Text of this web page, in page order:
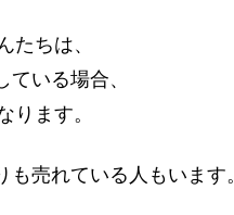
ちは、
いる場合、
ります。
売れている人もいます。